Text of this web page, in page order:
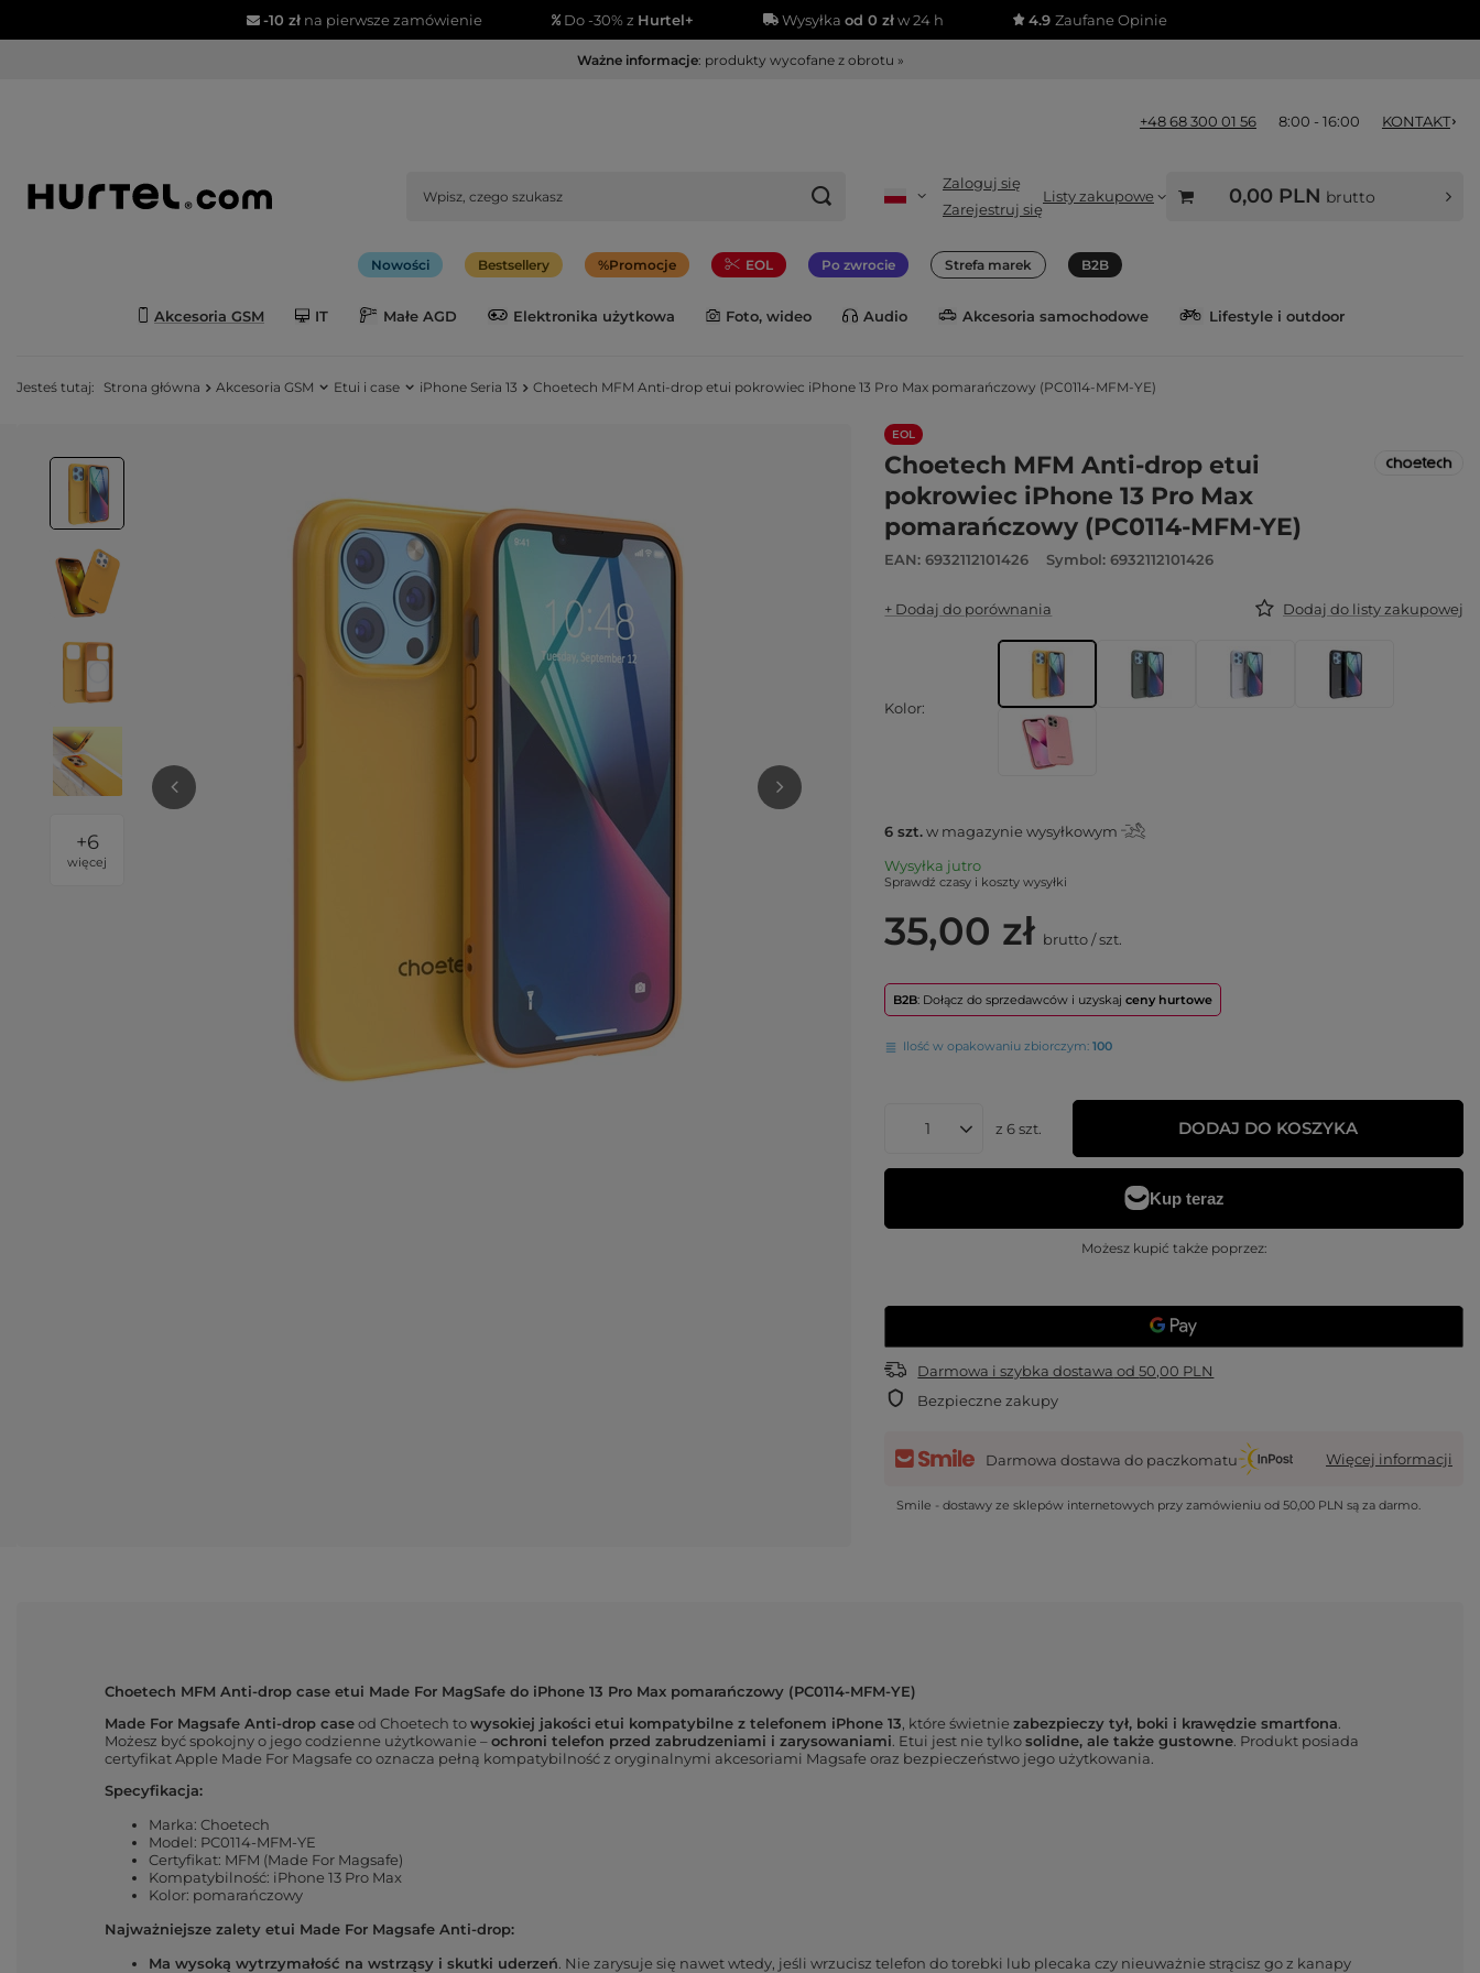
-10 złna pierwsze zamówienie Do -30% z Hurtel+ Wysyłka od 0 złw 24 h 4.9Zaufane Opinie
Ważne informacje: produkty wycofane z obrotu »
+48 68 300 01 56 8:00 - 16:00 KONTAKT
Zaloguj się
Zarejestruj się
Listy zakupowe 0,00 PLN brutto
Nowości Bestsellery Promocje EOL Po zwrocie Strefa marek B2B
Akcesoria GSM IT Małe AGD Elektronika użytkowa Foto, wideo Audio Akcesoria samochodowe Lifestyle i outdoor
Jesteś tutaj: Strona główna Akcesoria GSM Etui i case iPhone Seria 13 Choetech MFM Anti-drop etui pokrowiec iPhone 13 Pro Max pomarańczowy (PC0114-MFM-YE)
+6
więcej
EOL
Choetech MFM Anti-drop etui
pokrowiec iPhone 13 Pro Max
pomarańczowy (PC0114-MFM-YE)
EAN: 6932112101426 Symbol: 6932112101426
+ Dodaj do porównania Dodaj do listy zakupowej
Kolor
6 szt.w magazynie wysyłkowym
Wysyłka jutro
Sprawdź czasy i koszty wysyłki
35,00 zł brutto/szt.
B2B: Dołącz do sprzedawców i uzyskajceny hurtowe
Ilość w opakowaniu zbiorczym:100
z6szt. DODAJ DO KOSZYKA
Możesz kupić także poprzez:
Darmowa i szybka dostawa od50,00 PLN
Bezpieczne zakupy
Darmowa dostawa do paczkomatu Więcej informacji
Smile - dostawy ze sklepów internetowych przy zamówieniu od50,00 PLN są za darmo.
Choetech MFM Anti-drop case etui Made For MagSafe do iPhone 13 Pro Max pomarańczowy (PC0114-MFM-YE)
Made For Magsafe Anti-drop caseod Choetech towysokiej jakości etui kompatybilne z telefonem iPhone 13 , które świetnie zabezpieczy tył, boki i krawędzie smartfona
Możesz być spokojny o jego codzienne użytkowanie –ochroni telefon przed zabrudzeniami i zarysowaniami . Etui jest nie tylkosolidne, ale także gustowne . Produkt posiada
certyfikat Apple Made For Magsafe co oznacza pełną kompatybilność z oryginalnymi akcesoriami Magsafe oraz bezpieczeństwo jego użytkowania.
Specyfikacja:
Marka: Choetech
Model: PC0114-MFM-YE
Certyfikat: MFM (Made For Magsafe)
Kompatybilność: iPhone 13 Pro Max
Kolor: pomarańczowy
Najważniejsze zalety etui Made For Magsafe Anti-drop:
Ma wysoką wytrzymałość na wstrząsy i skutki uderzeń . Nie zarysuje się nawet wtedy, jeśli wrzucisz telefon do torebki lub plecaka czy nieuważnie strącisz go z kanapy